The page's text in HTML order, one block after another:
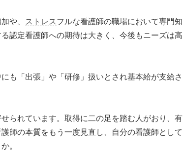
や、
ストレス フルな看護師の職場において専門知
認定看護師への期待は大きく、今後もニーズは高
も「出張」や「研修」扱いとされ基本給が支給さ
られています。取得に二の足を踏む人がおり、有
師の本質をもう一度見直し、自分の看護師として
。